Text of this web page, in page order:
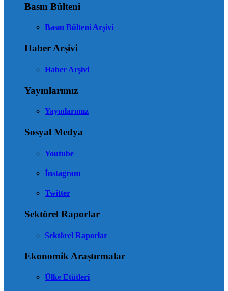
Basın Bülteni
Basın Bülteni Arşivi
Haber Arşivi
Haber Arşivi
Yayınlarımız
Yayınlarımız
Sosyal Medya
Youtube
İnstagram
Twitter
Sektörel Raporlar
Sektörel Raporlar
Ekonomik Araştırmalar
Ülke Etütleri